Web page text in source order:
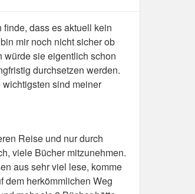
dass es aktuell kein
mir noch nicht sicher ob
würde sie eigentlich schon
durchsetzen werden.
sind meiner
Reise und nur durch
viele Bücher mitzunehmen.
aus sehr viel lese, komme
dem herkömmlichen Weg